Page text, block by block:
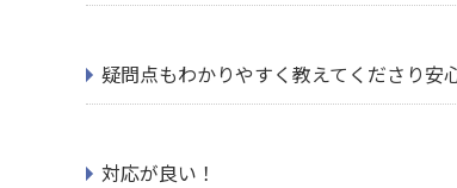
疑問点もわかりやすく教えてくださり安
対応が良い！